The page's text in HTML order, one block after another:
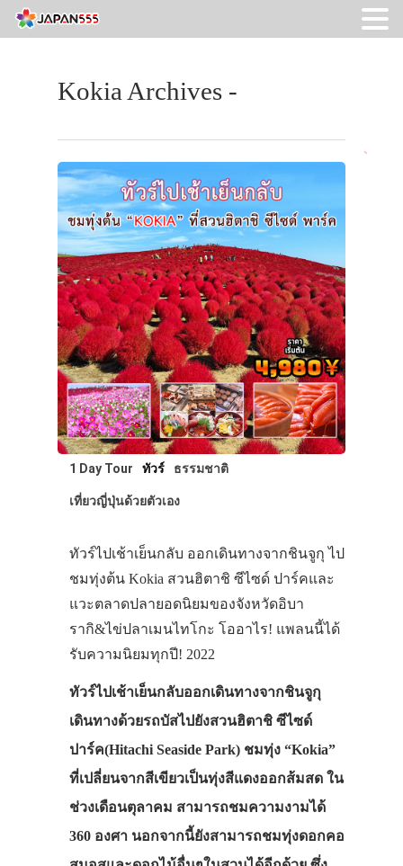
Kokia Archives -
1 Day Tour ทัวร์ ธรรมชาติ
เที่ยวญี่ปุ่นด้วยตัวเอง
ทัวร์ไปเช้าเย็นกลับ ออกเดินทางจากชินจูกุ ไป
ชมทุ่งต้น Kokia สวนฮิตาชิ ซีไซด์ ปาร์คและ
แวะตลาดปลายอดนิยมของจังหวัดอิบา
รากิ&ไข่ปลาเมนไทโกะ โออาไร! แพลนนี้ได้
รับความนิยมทุกปี! 2022
ทัวร์ไปเช้าเย็นกลับออกเดินทางจากชินจูกุ
เดินทางด้วยรถบัสไปยังสวนฮิตาชิ ซีไซด์
ปาร์ค(Hitachi Seaside Park) ชมทุ่ง “Kokia”
ที่เปลี่ยนจากสีเขียวเป็นทุ่งสีแดงออกส้มสด ใน
ช่วงเดือนตุลาคม สามารถชมความงามได้
360 องศา นอกจากนี้ยังสามารถชมทุ่งดอกคอ